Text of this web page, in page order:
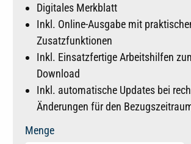
Digitales Merkblatt
Inkl. Online-Ausgabe mit
Zusatzfunktionen
Inkl. Einsatzfertige Arbeitshilfen
Download
Inkl. automatische Updates bei
Änderungen für den
Menge